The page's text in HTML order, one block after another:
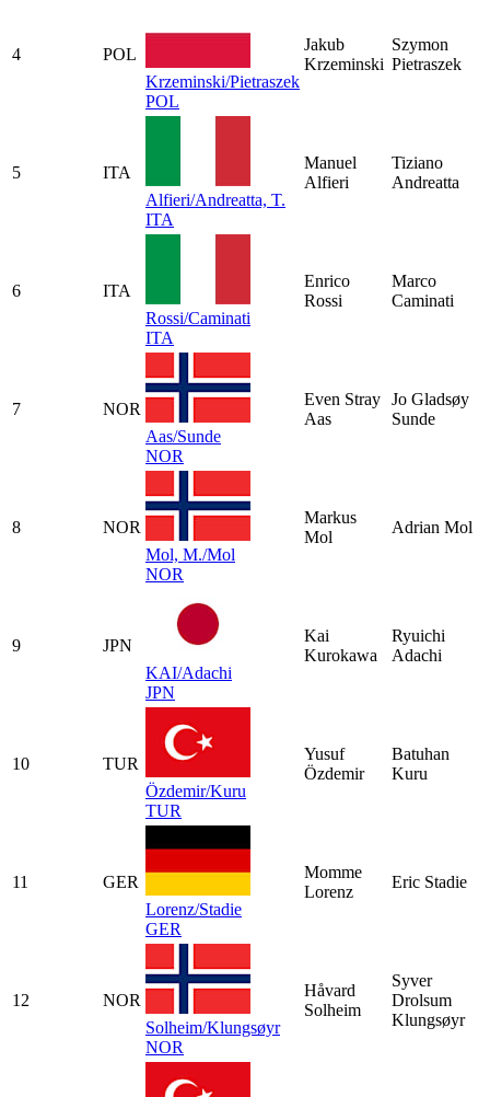
4
POL
Krzeminski/Pietraszek
POL
Jakub
Krzeminski
Szymon
Pietraszek
5
ITA
Alfieri/Andreatta, T.
ITA
Manuel
Alfieri
Tiziano
Andreatta
6
ITA
Rossi/Caminati
ITA
Enrico
Rossi
Marco
Caminati
7
NOR
Aas/Sunde
NOR
Even Stray
Aas
Jo Gladsøy
Sunde
8
NOR
Mol, M./Mol
NOR
Markus
Mol
Adrian Mol
9
JPN
KAI/Adachi
JPN
Kai
Kurokawa
Ryuichi
Adachi
10
TUR
Özdemir/Kuru
TUR
Yusuf
Özdemir
Batuhan
Kuru
11
GER
Lorenz/Stadie
GER
Momme
Lorenz
Eric Stadie
12
NOR
Solheim/Klungsøyr
NOR
Håvard
Solheim
Syver
Drolsum
Klungsøyr